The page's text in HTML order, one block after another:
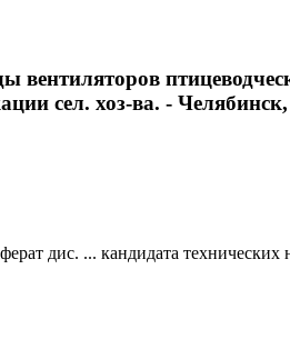
сел. хоз-ва. - Челябинск,
дис. ... кандидата